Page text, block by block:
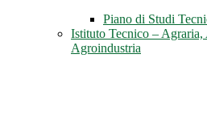
Piano di Studi
Istituto Tecnico – Agraria,
Agroindustria